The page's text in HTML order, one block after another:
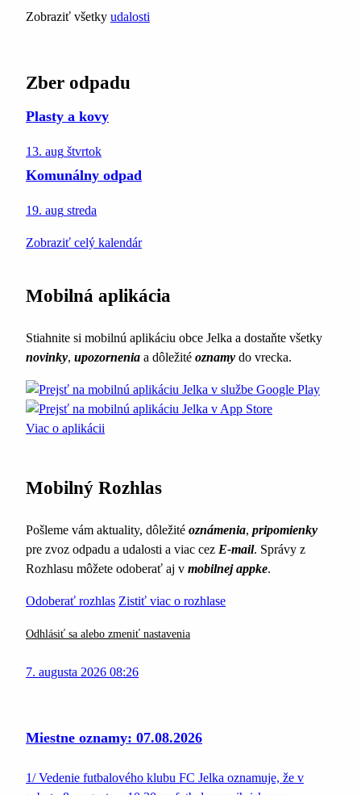
Zobraziť všetky udalosti
Zber odpadu
Plasty a kovy
13. aug štvrtok
Komunálny odpad
19. aug streda
Zobraziť celý kalendár
Mobilná aplikácia
Stiahnite si mobilnú aplikáciu obce Jelka a dostaňte všetky
novinky, upozornenia a dôležité oznamy do vrecka.
Viac o aplikácii
Mobilný Rozhlas
Pošleme vám aktuality, dôležité oznámenia, pripomienky
pre zvoz odpadu a udalosti a viac cez E-mail. Správy z
Rozhlasu môžete odoberať aj v mobilnej appke.
Odoberať rozhlas Zistiť viac o rozhlase
Odhlásiť sa alebo zmeniť nastavenia
7. augusta 2026 08:26
Miestne oznamy: 07.08.2026
1/ Vedenie futbalového klubu FC Jelka oznamuje, že v